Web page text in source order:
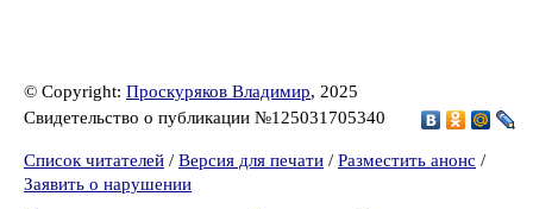
© Copyright: Проскуряков Владимир, 2025
Свидетельство о публикации №125031705340
Список читателей / Версия для печати / Разместить анонс /
Заявить о нарушении